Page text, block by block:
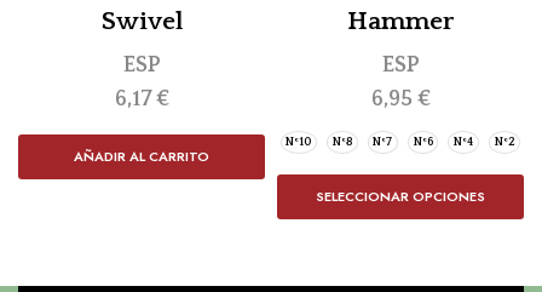
Swivel
ESP
6,17 €
AÑADIR AL CARRITO
Hammer
ESP
6,95 €
Nº10 Nº8 Nº7 Nº6 Nº4 Nº2
SELECCIONAR OPCIONES